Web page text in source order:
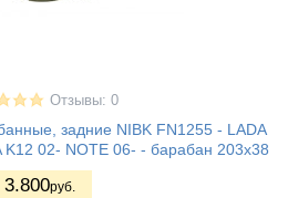
Отзывы: 0
задние NIBK FN1255 - LADA
K12 02- NOTE 06- - барабан 203x38
3.800руб.